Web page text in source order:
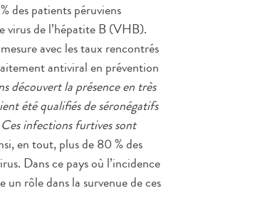
des patients péruviens
virus de l’hépatite B (VHB).
avec les taux rencontrés
antiviral en prévention
découvert la présence en très
été qualifiés de séronégatifs
Ces infections furtives sont
en tout, plus de 80 % des
Dans ce pays où l’incidence
un rôle dans la survenue de ces